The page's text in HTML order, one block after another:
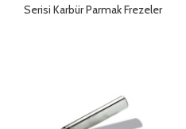
Serisi Karbür Parmak Frezeler